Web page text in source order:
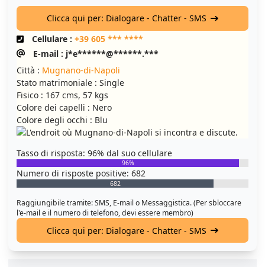
Clicca qui per: Dialogare - Chatter - SMS
Cellulare : +39 605 *** ****
E-mail : j*e******@******.***
Città : Mugnano-di-Napoli
Stato matrimoniale : Single
Fisico : 167 cms, 57 kgs
Colore dei capelli : Nero
Colore degli occhi : Blu
Tasso di risposta: 96% dal suo cellulare
96%
Numero di risposte positive: 682
682
Raggiungibile tramite: SMS, E-mail o Messaggistica. (Per sbloccare
l'e-mail e il numero di telefono, devi essere membro)
Clicca qui per: Dialogare - Chatter - SMS